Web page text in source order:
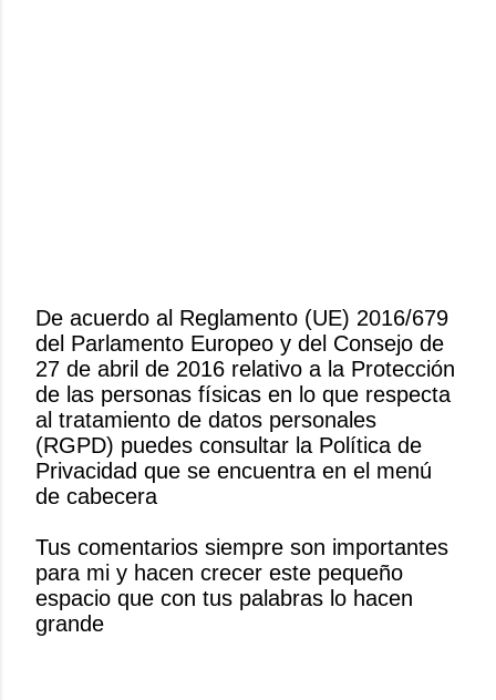
P
u
b
l
i
c
a
u
n
c
o
De acuerdo al Reglamento (UE) 2016/679
del Parlamento Europeo y del Consejo de
27 de abril de 2016 relativo a la Protección
de las personas físicas en lo que respecta
al tratamiento de datos personales
(RGPD) puedes consultar la Política de
Privacidad que se encuentra en el menú
de cabecera
Tus comentarios siempre son importantes
para mi y hacen crecer este pequeño
espacio que con tus palabras lo hacen
grande